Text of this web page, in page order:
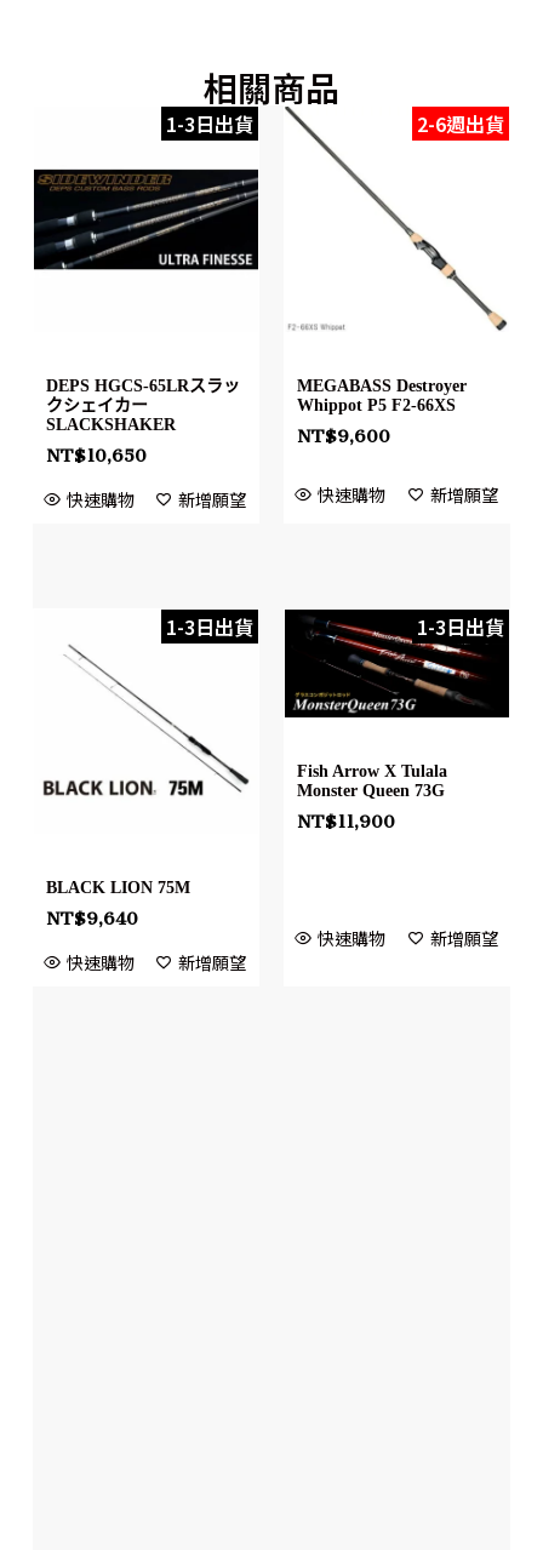
相關商品
1-3日出貨
DEPS HGCS-65LRスラッ
クシェイカー
SLACKSHAKER
NT$10,650
快速購物 新增願望
2-6週出貨
MEGABASS Destroyer
Whippot P5 F2-66XS
NT$9,600
快速購物 新增願望
1-3日出貨
BLACK LION 75M
NT$9,640
快速購物 新增願望
1-3日出貨
Fish Arrow X Tulala
Monster Queen 73G
NT$11,900
快速購物 新增願望